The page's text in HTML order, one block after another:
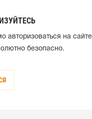
авторизоваться на сайте
безопасно.